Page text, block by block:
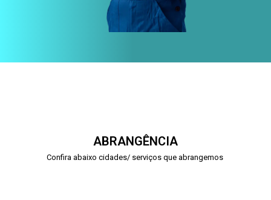
ABRANGÊNCIA
Confira abaixo cidades/ serviços que abrangemos